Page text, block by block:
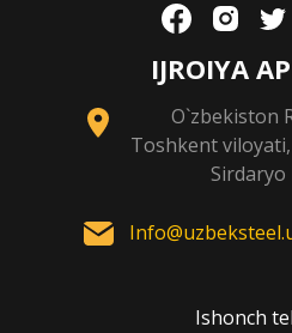
IJROIYA
O`zbekiston
Toshkent
Sirdaryo
Ishonch